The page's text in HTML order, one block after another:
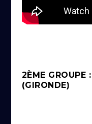
2ÈME GROUPE
(GIRONDE)